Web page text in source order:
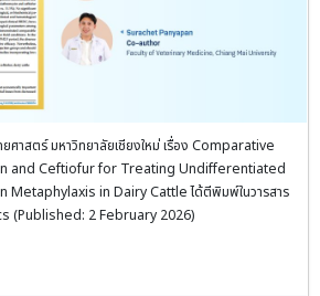
าสตร์ มหาวิทยาลัยเชียงใหม่ เรื่อง Comparative
and Ceftiofur for Treating Undifferentiated
Metaphylaxis in Dairy Cattle ได้ตีพิมพ์ในวารสาร
(Published: 2 February 2026)